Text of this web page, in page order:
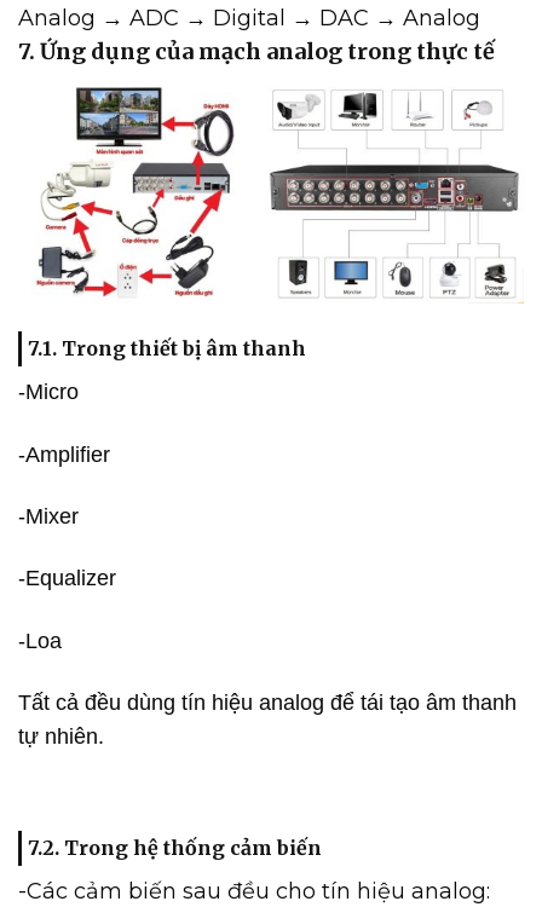
Analog → ADC → Digital → DAC → Analog
7. Ứng dụng của mạch analog trong thực tế
7.1. Trong thiết bị âm thanh
-Micro
-Amplifier
-Mixer
-Equalizer
-Loa
Tất cả đều dùng tín hiệu analog để tái tạo âm thanh
tự nhiên.
7.2. Trong hệ thống cảm biến
-Các cảm biến sau đều cho tín hiệu analog: